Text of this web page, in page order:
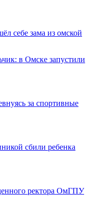
себе зама из омской
в Омске запустили
за спортивные
сбили ребенка
ректора ОмГПУ